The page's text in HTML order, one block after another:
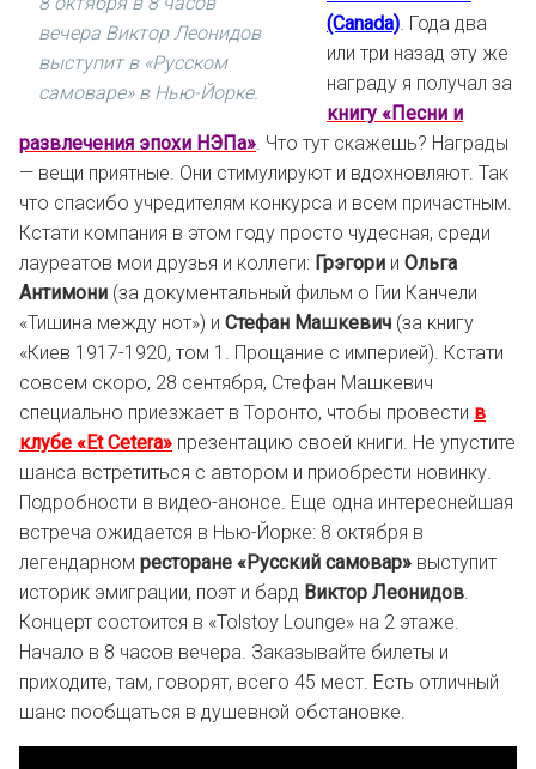
вечера Виктор Леонидов
выступит в «Русском
самоваре» в Нью-Йорке.
(Canada). Года два
или три назад эту же
награду я получал за
книгу «Песни и
развлечения эпохи НЭПа». Что тут скажешь? Награды
— вещи приятные. Они стимулируют и вдохновляют. Так
что спасибо учредителям конкурса и всем причастным.
Кстати компания в этом году просто чудесная, среди
лауреатов мои друзья и коллеги: Грэгори и Ольга
Антимони (за документальный фильм о Гии Канчели
«Тишина между нот») и Стефан Машкевич (за книгу
«Киев 1917-1920, том 1. Прощание с империей). Кстати
совсем скоро, 28 сентября, Стефан Машкевич
специально приезжает в Торонто, чтобы провести в
клубе «Et Cetera» презентацию своей книги. Не упустите
шанса встретиться с автором и приобрести новинку.
Подробности в видео-анонсе. Еще одна интереснейшая
встреча ожидается в Нью-Йорке: 8 октября в
легендарном ресторане «Русский самовар» выступит
историк эмиграции, поэт и бард Виктор Леонидов.
Концерт состоится в «Tolstoy Lounge» на 2 этаже.
Начало в 8 часов вечера. Заказывайте билеты и
приходите, там, говорят, всего 45 мест. Есть отличный
шанс пообщаться в душевной обстановке.